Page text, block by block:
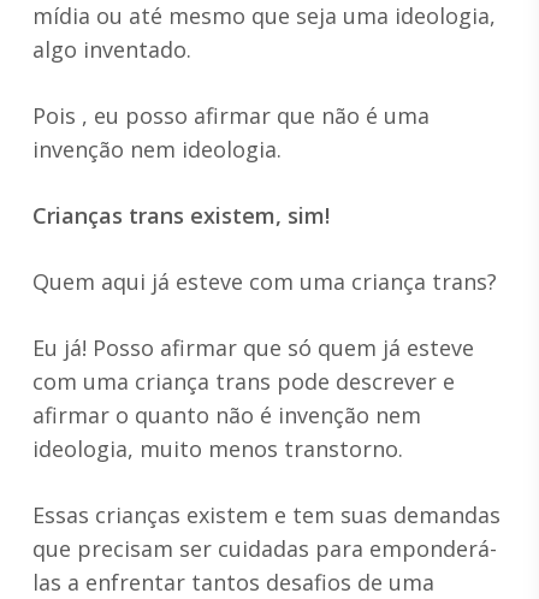
mídia ou até mesmo que seja uma ideologia,
algo inventado.
Pois , eu posso afirmar que não é uma
invenção nem ideologia.
Crianças trans existem, sim!
Quem aqui já esteve com uma criança trans?
Eu já! Posso afirmar que só quem já esteve
com uma criança trans pode descrever e
afirmar o quanto não é invenção nem
ideologia, muito menos transtorno.
Essas crianças existem e tem suas demandas
que precisam ser cuidadas para emponderá-
las a enfrentar tantos desafios de uma